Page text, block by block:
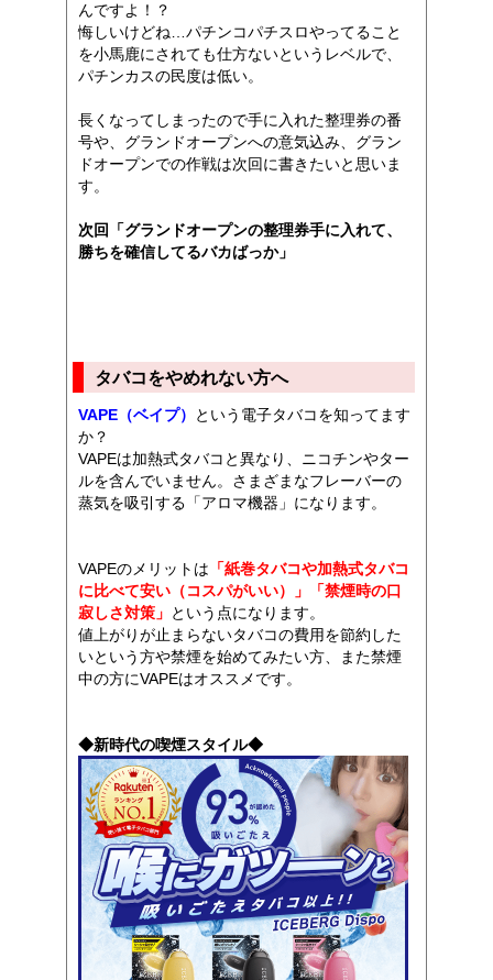
んですよ！？
悔しいけどね…パチンコパチスロやってること
を小馬鹿にされても仕方ないというレベルで、
パチンカスの民度は低い。
長くなってしまったので手に入れた整理券の番
号や、グランドオープンへの意気込み、グラン
ドオープンでの作戦は次回に書きたいと思いま
す。
次回「グランドオープンの整理券手に入れて、
勝ちを確信してるバカばっか」
タバコをやめれない方へ
VAPE（ベイプ）
という電子タバコを知ってます
か？
VAPEは加熱式タバコと異なり、ニコチンやター
ルを含んでいません。さまざまなフレーバーの
蒸気を吸引する「アロマ機器」になります。
VAPEのメリットは 「紙巻タバコや加熱式タバコ
に比べて安い（コスパがいい）」「禁煙時の口
寂しさ対策」 という点になります。
値上がりが止まらないタバコの費用を節約した
いという方や禁煙を始めてみたい方、また禁煙
中の方にVAPEはオススメです。
◆新時代の喫煙スタイル◆